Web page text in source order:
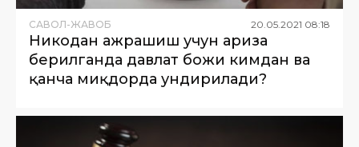
САВОЛ-ЖАВОБ 20.05.2021 08:18
Никоҳдан ажрашиш учун ариза
берилганда давлат божи кимдан ва
қанча миқдорда ундирилади?